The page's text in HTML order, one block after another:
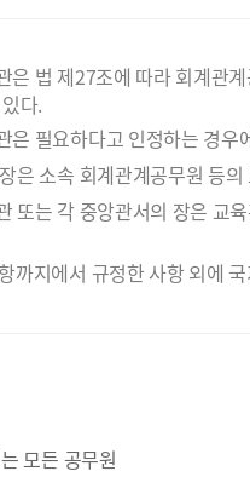
은 법 제27조에 따라 회계관
다.
은 필요하다고 인정하는 경
은 소속 회계관계공무원 등
또는 각 중앙관서의 장은 교
까지에서 규정한 사항 외에
모든 공무원